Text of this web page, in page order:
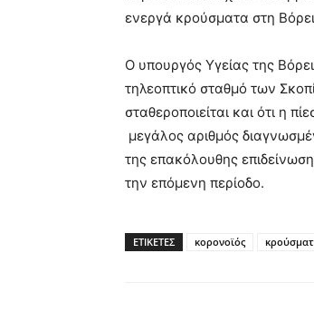
ενεργά κρούσματα στη
Ο υπουργός Υγείας της
τηλεοπτικό σταθμό των
σταθεροποιείται και ότι η
μεγάλος αριθμός
της επακόλουθης
την επόμενη περίοδο.
ΕΤΙΚΕΤΕΣ κορονοϊός